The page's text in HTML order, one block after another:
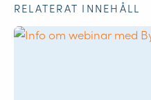
RELATERAT INNEHÅLL